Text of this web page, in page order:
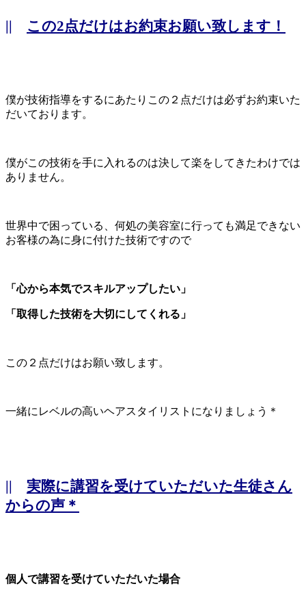
|| この2点だけはお約束お願い致します！
僕が技術指導をするにあたりこの２点だけは必ずお約束いた
だいております。
僕がこの技術を手に入れるのは決して楽をしてきたわけでは
ありません。
世界中で困っている、何処の美容室に行っても満足できない
お客様の為に身に付けた技術ですので
「心から本気でスキルアップしたい」
「取得した技術を大切にしてくれる」
この２点だけはお願い致します。
一緒にレベルの高いヘアスタイリストになりましょう＊
|| 実際に講習を受けていただいた生徒さん
からの声＊
個人で講習を受けていただいた場合